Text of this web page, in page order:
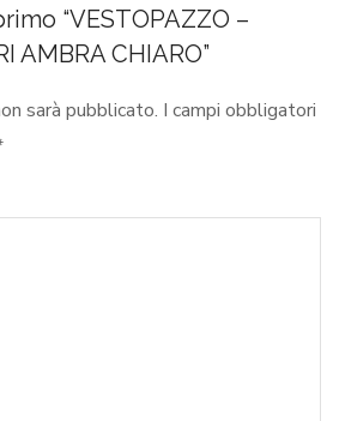
“VESTOPAZZO –
AMBRA CHIARO”
sarà pubblicato. I campi obbligatori